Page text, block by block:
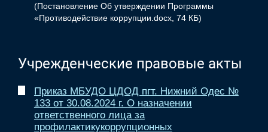
(Постановление Об утверждении Программы
«Противодействие коррупции.docx, 74 КБ)
Учрежденческие правовые акты
Приказ МБУДО ЦДОД пгт. Нижний Одес №
133 от 30.08.2024 г. О назначении
ответственного лица за
профилактикукоррупционных